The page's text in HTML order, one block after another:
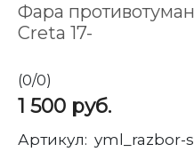
Фара
Creta 17-
(0/0)
1 500 руб.
Артикул: yml_razbor-